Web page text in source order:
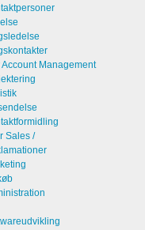
Account Management
Sales /